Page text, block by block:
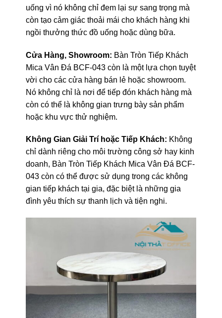
uống vì nó không chỉ đem lại sự sang trọng mà
còn tạo cảm giác thoải mái cho khách hàng khi
ngồi thưởng thức đồ uống hoặc dùng bữa.
Cửa Hàng, Showroom: Bàn Tròn Tiếp Khách
Mica Vân Đá BCF-043 còn là một lựa chọn tuyệt
vời cho các cửa hàng bán lẻ hoặc showroom.
Nó không chỉ là nơi để tiếp đón khách hàng mà
còn có thể là không gian trưng bày sản phẩm
hoặc khu vực thử nghiệm.
Không Gian Giải Trí hoặc Tiếp Khách: Không
chỉ dành riêng cho môi trường công sở hay kinh
doanh, Bàn Tròn Tiếp Khách Mica Vân Đá BCF-
043 còn có thể được sử dụng trong các không
gian tiếp khách tại gia, đặc biệt là những gia
đình yêu thích sự thanh lịch và tiện nghi.